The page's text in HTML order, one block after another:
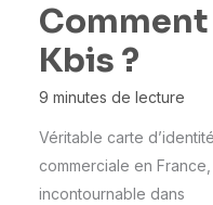
Kbis ?
9 minutes de lecture
Véritable carte
commerciale en
incontournable dans